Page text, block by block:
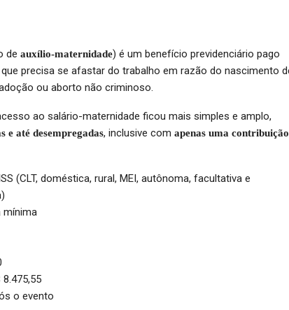
de auxílio-maternidade) é um benefício previdenciário pago
precisa se afastar do trabalho em razão do nascimento
ou aborto não criminoso.
ao salário-maternidade ficou mais simples e amplo,
e até desempregadas, inclusive com apenas uma contribuição
(CLT, doméstica, rural, MEI, autônoma, facultativa e
mínima
8.475,55
o evento